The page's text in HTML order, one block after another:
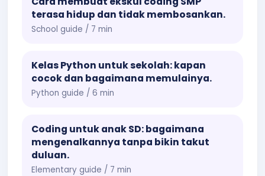
terasa hidup dan tidak membosankan.
School guide / 7 min
Kelas Python untuk sekolah: kapan
cocok dan bagaimana memulainya.
Python guide / 6 min
Coding untuk anak SD: bagaimana
mengenalkannya tanpa bikin takut
duluan.
Elementary guide / 7 min